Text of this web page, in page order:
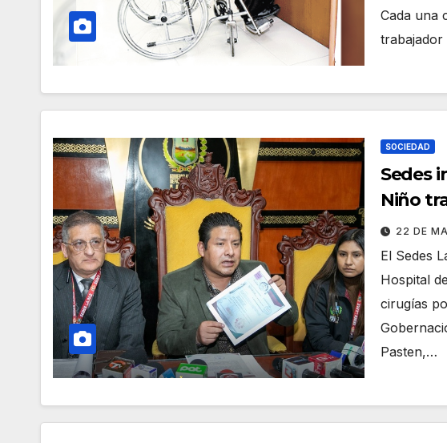
Cada una
SOCIEDAD
Sedes
Niño
por22 DE
El Sedes
Hospital
cirugías
Pasten,…